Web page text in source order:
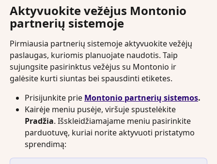
Aktyvuokite vežėjus Montonio
partnerių sistemoje
Pirmiausia partnerių sistemoje aktyvuokite vežėjų
paslaugas, kuriomis planuojate naudotis. Taip
sujungsite pasirinktus vežėjus su Montonio ir
galėsite kurti siuntas bei spausdinti etiketes.
Prisijunkite prie Montonio partnerių sistemos.
Kairėje meniu pusėje, viršuje spustelėkite
Pradžia. Išskleidžiamajame meniu pasirinkite
parduotuvę, kuriai norite aktyvuoti pristatymo
sprendimą: